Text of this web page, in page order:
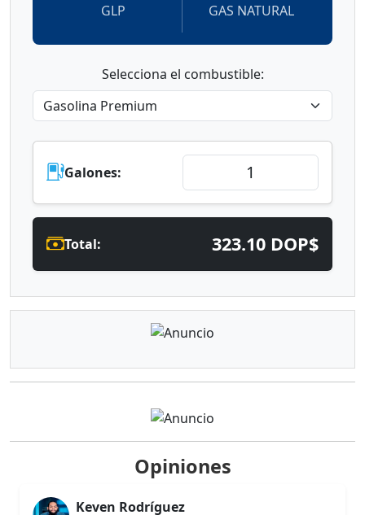
GLP GAS NATURAL
Selecciona el combustible:
Galones:
Total: 323.10 DOP$
Opiniones
Keven Rodríguez